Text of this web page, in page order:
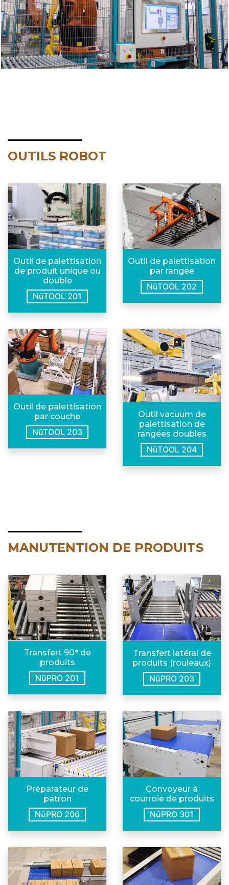
OUTILS ROBOT
Outil de palettisation
de produit unique ou
double
NūTOOL 201
Outil de palettisation
par rangée
NūTOOL 202
Outil de palettisation
par couche
NūTOOL 203
Outil vacuum de
palettisation de
rangées doubles
NūTOOL 204
MANUTENTION DE PRODUITS
Transfert 90° de
produits
NūPRO 201
Transfert latéral de
produits (rouleaux)
NūPRO 203
Préparateur de
patron
NūPRO 206
Convoyeur à
courroie de produits
NūPRO 301